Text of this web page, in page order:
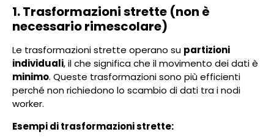
1. Trasformazioni strette (non è
necessario rimescolare)
Le trasformazioni strette operano su partizioni
individuali, il che significa che il movimento dei dati è
minimo. Queste trasformazioni sono più efficienti
perché non richiedono lo scambio di dati tra i nodi
worker.
Esempi di trasformazioni strette: